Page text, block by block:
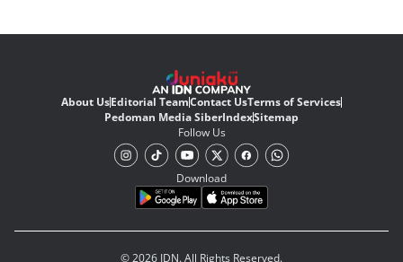
About UsEditorial TeamContact UsTerms of Services
Pedoman Media SiberIndexSitemap
Follow Us
Download
© 2026 IDN. All Rights Reserved.